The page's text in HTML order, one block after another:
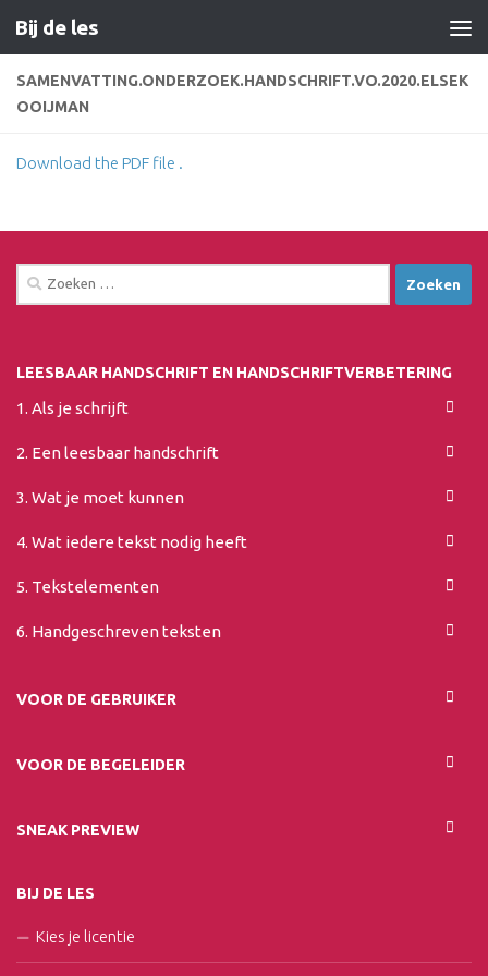
Doorgaan naar inhoud
Bij de les
SAMENVATTING.ONDERZOEK.HANDSCHRIFT.VO.2020.ELSEK
OOIJMAN
Download the PDF file .
Zoeken
naar:
LEESBAAR HANDSCHRIFT EN HANDSCHRIFTVERBETERING
1. Als je schrijft
2. Een leesbaar handschrift
3. Wat je moet kunnen
4. Wat iedere tekst nodig heeft
5. Tekstelementen
6. Handgeschreven teksten
VOOR DE GEBRUIKER
VOOR DE BEGELEIDER
SNEAK PREVIEW
BIJ DE LES
Kies je licentie